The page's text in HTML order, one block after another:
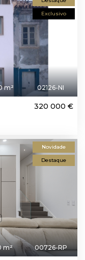
Exclusivo
m² 02126-NI
320 000 €
Novidade
Destaque
m² 00726-RP